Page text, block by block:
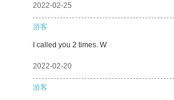
2022-02-25
游客
I called you 2 times. W
2022-02-20
游客